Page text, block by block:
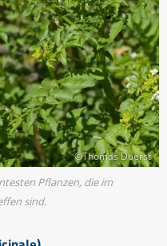
©Thomas Duerst
Pflanzen, die im
sind.